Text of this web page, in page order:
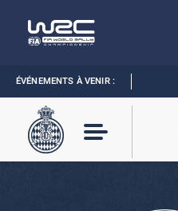
ÉVÉNEMENTS À VENIR :